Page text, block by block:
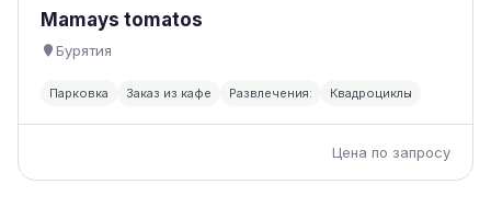
Mamays tomatos
Бурятия
Парковка Заказ из кафе Развлечения: Квадроциклы
Цена по запросу